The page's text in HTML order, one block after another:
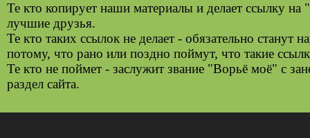
Те кто копирует наши материалы и делает ссылку
лучшие друзья.
Те кто таких ссылок не делает - обязательно станут
потому, что рано или поздно поймут, что такие
Те кто не поймет - заслужит звание "Ворьё моё" с
раздел сайта.